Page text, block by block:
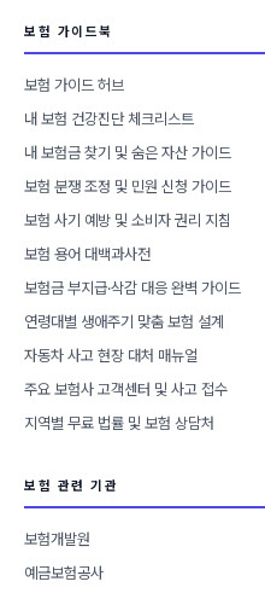
보험 가이드북
보험 가이드 허브
내 보험 건강진단 체크리스트
내 보험금 찾기 및 숨은 자산 가이드
보험 분쟁 조정 및 민원 신청 가이드
보험 사기 예방 및 소비자 권리 지침
보험 용어 대백과사전
보험금 부지급·삭감 대응 완벽 가이드
연령대별 생애주기 맞춤 보험 설계
자동차 사고 현장 대처 매뉴얼
주요 보험사 고객센터 및 사고 접수
지역별 무료 법률 및 보험 상담처
보험 관련 기관
보험개발원
예금보험공사